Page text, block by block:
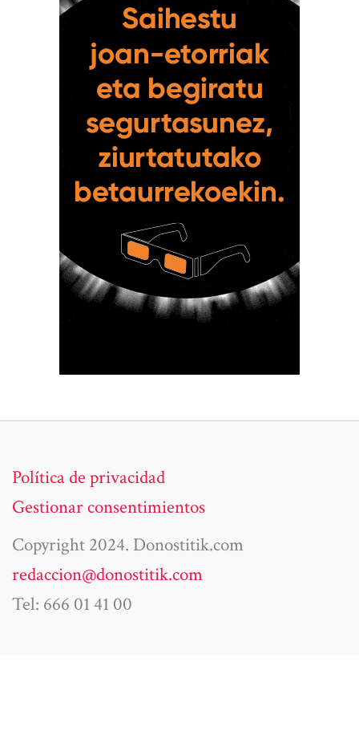
Política de privacidad
Gestionar consentimientos
Copyright 2024. Donostitik.com
redaccion@donostitik.com
Tel: 666 01 41 00